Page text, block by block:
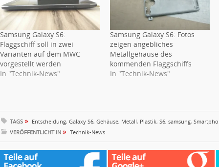
Samsung Galaxy S6:
Flaggschiff soll in zwei
Varianten auf dem MWC
vorgestellt werden
In "Technik-News"
Samsung Galaxy S6: Fotos
zeigen angebliches
Metallgehäuse des
kommenden Flaggschiffs
In "Technik-News"
TAGS » Entscheidung, Galaxy S6, Gehäuse, Metall, Plastik, S6, samsung,
VERÖFFENTLICHT IN » Technik-News